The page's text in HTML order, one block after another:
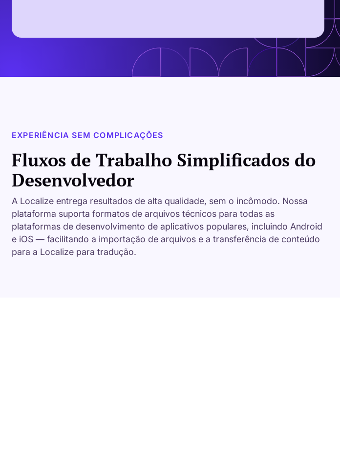
EXPERIÊNCIA SEM COMPLICAÇÕES
Fluxos de Trabalho Simplificados do
Desenvolvedor
A Localize entrega resultados de alta qualidade, sem o incômodo. Nossa
plataforma suporta formatos de arquivos técnicos para todas as
plataformas de desenvolvimento de aplicativos populares, incluindo Android
e iOS — facilitando a importação de arquivos e a transferência de conteúdo
para a Localize para tradução.